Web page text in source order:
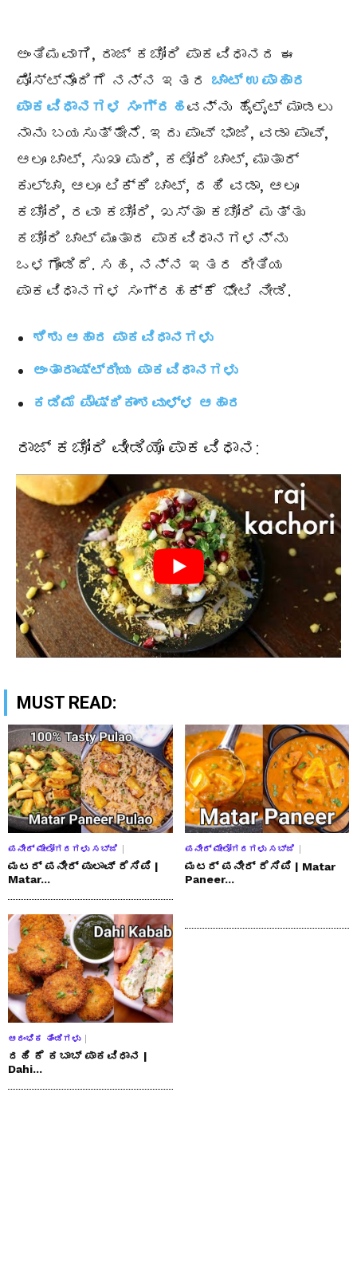
ಅಂತಿಮವಾಗಿ, ರಾಜ್ ಕಚೋರಿ ಪಾಕವಿಧಾನದ ಈ
ಪೋಸ್ಟ್ನೊಂದಿಗೆ ನನ್ನ ಇತರ ಚಾಟ್ ಉಪಾಹಾರ
ಪಾಕವಿಧಾನಗಳ ಸಂಗ್ರಹವನ್ನು ಹೈಲೈಟ್ ಮಾಡಲು
ನಾನು ಬಯಸುತ್ತೇನೆ. ಇದು ಪಾವ್ ಭಾಜಿ, ವಡಾ ಪಾವ್,
ಆಲೂ ಚಾಟ್, ಸುಖಾ ಪುರಿ, ಕಟೋರಿ ಚಾಟ್, ಮಾತಾರ್
ಕುಲ್ಚಾ, ಆಲೂ ಟಿಕ್ಕಿ ಚಾಟ್, ದಹಿ ವಡಾ, ಆಲೂ
ಕಚೋರಿ, ರವಾ ಕಚೋರಿ, ಖಸ್ತಾ ಕಚೋರಿ ಮತ್ತು
ಕಚೋರಿ ಚಾಟ್ ಮುಂತಾದ ಪಾಕವಿಧಾನಗಳನ್ನು
ಒಳಗೊಂಡಿದೆ. ಸಹ, ನನ್ನ ಇತರ ರೀತಿಯ
ಪಾಕವಿಧಾನಗಳ ಸಂಗ್ರಹಕ್ಕೆ ಭೇಟಿ ನೀಡಿ.
ಶಿಶು ಆಹಾರ ಪಾಕವಿಧಾನಗಳು
ಅಂತಾರಾಷ್ಟ್ರೀಯ ಪಾಕವಿಧಾನಗಳು
ಕಡಿಮೆ ಪೌಷ್ಠಿಕಾಂಶವುಳ್ಳ ಆಹಾರ
ರಾಜ್ ಕಚೋರಿ ವೀಡಿಯೊ ಪಾಕವಿಧಾನ:
MUST READ:
ಪನೀರ್ ಮೇಲೋಗರಗಳು ಸಬ್ಜಿ
ಮಟರ್ ಪನೀರ್ ಪುಲಾವ್ ರೆಸಿಪಿ |
Matar...
ಪನೀರ್ ಮೇಲೋಗರಗಳು ಸಬ್ಜಿ
ಮಟರ್ ಪನೀರ್ ರೆಸಿಪಿ | Matar
Paneer...
ಆರಂಭಿಕ ತಿಂಡಿಗಳು
ದಹಿ ಕೆ ಕಬಾಬ್ ಪಾಕವಿಧಾನ |
Dahi...